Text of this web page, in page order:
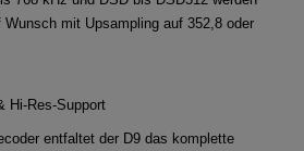
mit Upsampling auf 352,8 oder
Hi-Res-Support
entfaltet der D9 das komplette